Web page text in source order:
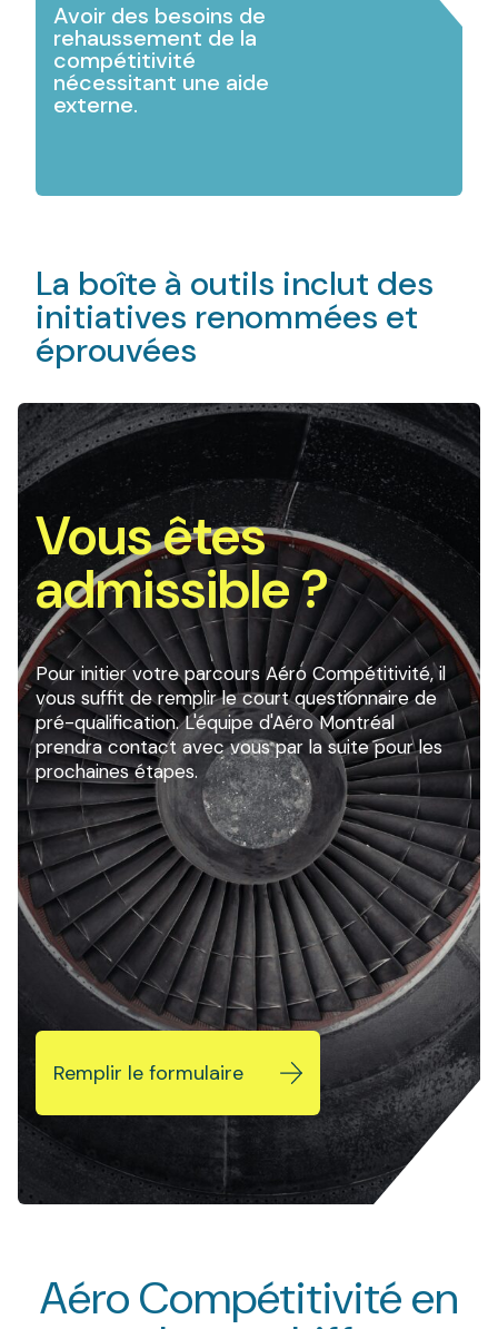
Avoir des besoins de
rehaussement de la
compétitivité
nécessitant une aide
externe.
La boîte à outils inclut des
initiatives renommées et
éprouvées
Vous êtes
admissible ?
Pour initier votre parcours Aéro Compétitivité, il
vous suffit de remplir le court questionnaire de
pré-qualification. L'équipe d'Aéro Montréal
prendra contact avec vous par la suite pour les
prochaines étapes.
Remplir le formulaire
Aéro Compétitivité en
5
7
9
5